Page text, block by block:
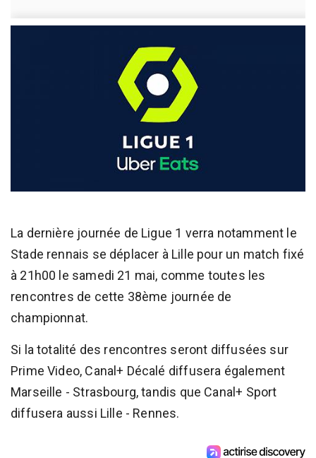
La dernière journée de Ligue 1 verra notamment le
Stade rennais se déplacer à Lille pour un match fixé
à 21h00 le samedi 21 mai, comme toutes les
rencontres de cette 38ème journée de
championnat.
Si la totalité des rencontres seront diffusées sur
Prime Video, Canal+ Décalé diffusera également
Marseille - Strasbourg, tandis que Canal+ Sport
diffusera aussi Lille - Rennes.